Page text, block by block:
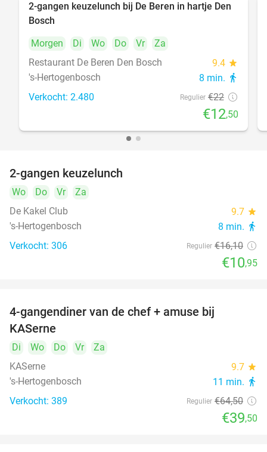
43%
2-gangen keuzelunch bij De Beren in hartje Den
Bosch
Morgen
Di Wo Do Vr
Za
Restaurant De Beren Den Bosch
9.4 star
's-Hertogenbosch 8 min. directions_walk
Verkocht: 2.480 Regulier €22
€12,50
2-gangen keuzelunch
Wo Do Vr
Za
De Kakel Club
9.7 star
's-Hertogenbosch 8 min. directions_walk
Verkocht: 306 Regulier €16,10
€10,95
4-gangendiner van de chef + amuse bij
KASerne
Di Wo Do Vr
Za
KASerne
9.7 star
's-Hertogenbosch 11 min. directions_walk
Verkocht: 389 Regulier €64,50
€39,50